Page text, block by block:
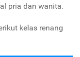
pria dan wanita.
kelas renang